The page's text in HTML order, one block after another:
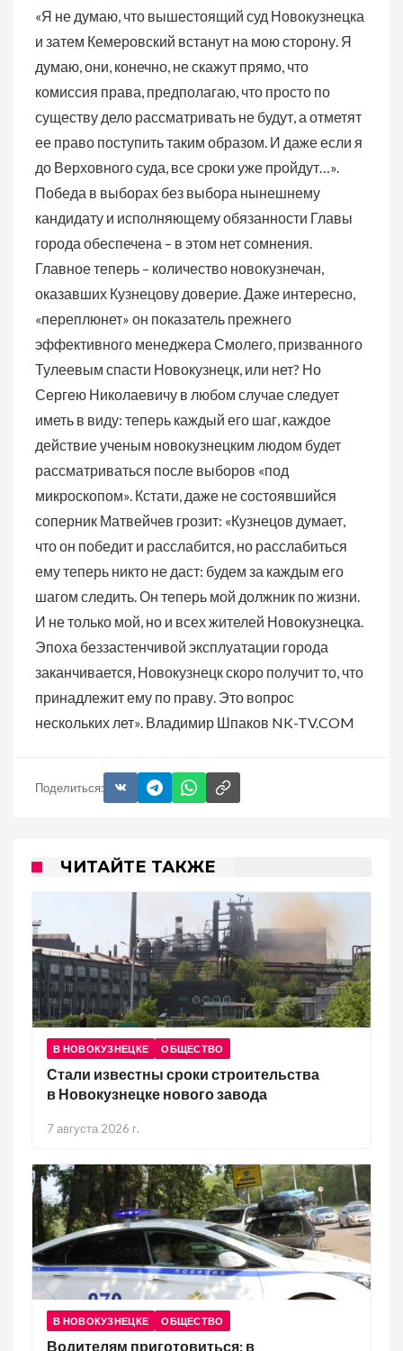
«Я не думаю, что вышестоящий суд Новокузнецка
и затем Кемеровский встанут на мою сторону. Я
думаю, они, конечно, не скажут прямо, что
комиссия права, предполагаю, что просто по
существу дело рассматривать не будут, а отметят
ее право поступить таким образом. И даже если я
до Верховного суда, все сроки уже пройдут…».
Победа в выборах без выбора нынешнему
кандидату и исполняющему обязанности Главы
города обеспечена – в этом нет сомнения.
Главное теперь – количество новокузнечан,
оказавших Кузнецову доверие. Даже интересно,
«переплюнет» он показатель прежнего
эффективного менеджера Смолего, призванного
Тулеевым спасти Новокузнецк, или нет? Но
Сергею Николаевичу в любом случае следует
иметь в виду: теперь каждый его шаг, каждое
действие ученым новокузнецким людом будет
рассматриваться после выборов «под
микроскопом». Кстати, даже не состоявшийся
соперник Матвейчев грозит: «Кузнецов думает,
что он победит и расслабится, но расслабиться
ему теперь никто не даст: будем за каждым его
шагом следить. Он теперь мой должник по жизни.
И не только мой, но и всех жителей Новокузнецка.
Эпоха беззастенчивой эксплуатации города
заканчивается, Новокузнецк скоро получит то, что
принадлежит ему по праву. Это вопрос
нескольких лет». Владимир Шпаков NK-TV.COM
Поделиться:
ЧИТАЙТЕ ТАКЖЕ
В НОВОКУЗНЕЦКЕ ОБЩЕСТВО
Стали известны сроки строительства
в Новокузнецке нового завода
7 августа 2026 г.
В НОВОКУЗНЕЦКЕ ОБЩЕСТВО
Водителям приготовиться: в